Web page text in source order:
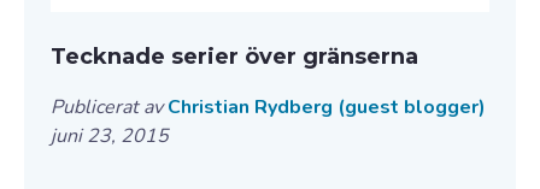
Tecknade serier över gränserna
Publicerat avChristian Rydberg (guest blogger)
juni 23, 2015